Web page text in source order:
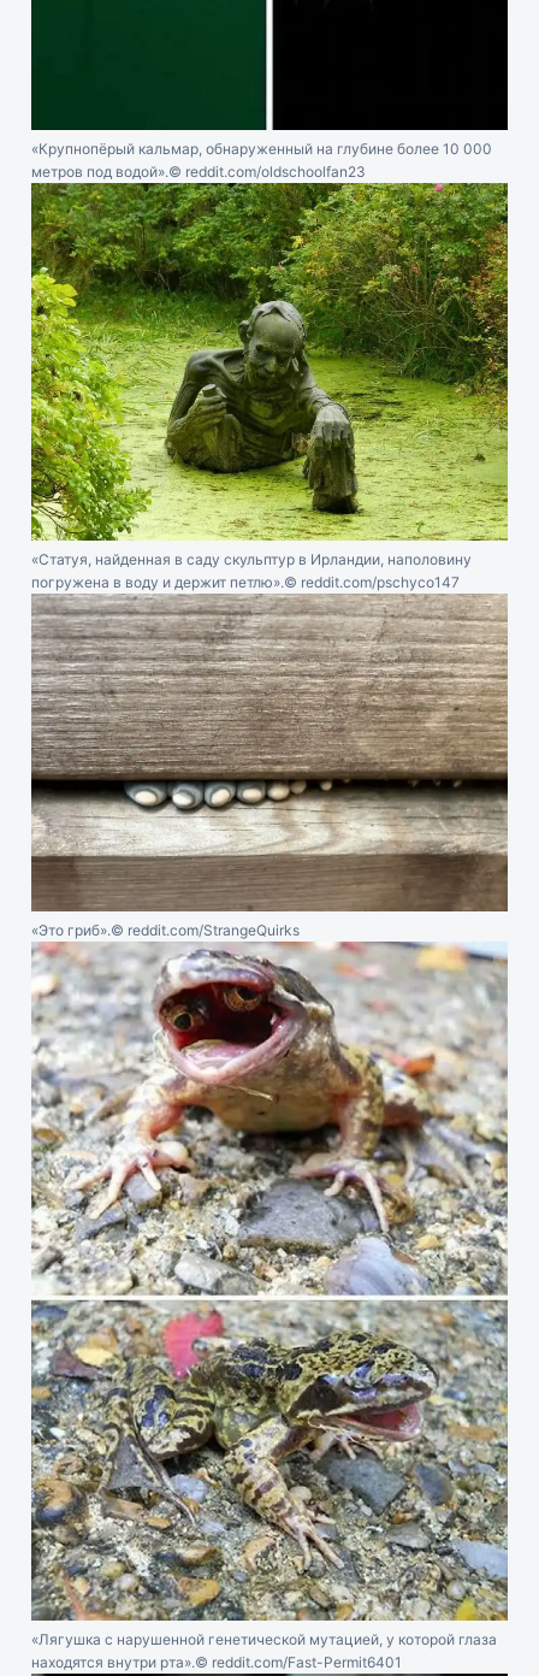
«Крупнопёрый кальмар, обнаруженный на глубине более 10 000
метров под водой».© reddit.com/oldschoolfan23
«Статуя, найденная в саду скульптур в Ирландии, наполовину
погружена в воду и держит петлю».© reddit.com/pschyco147
«Это гриб».© reddit.com/StrangeQuirks
«Лягушка с нарушенной генетической мутацией, у которой глаза
находятся внутри рта».© reddit.com/Fast-Permit6401